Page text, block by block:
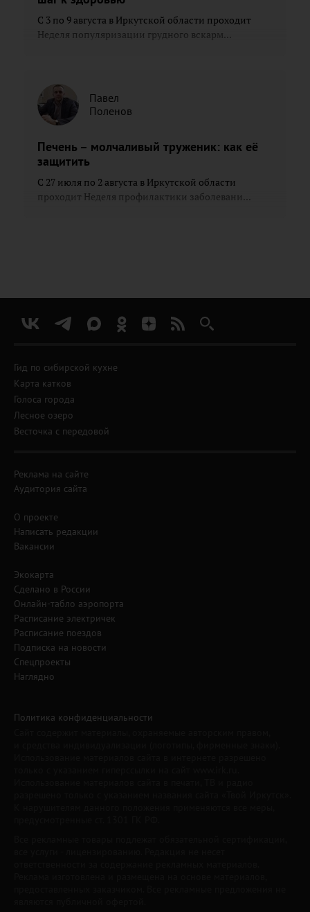
С 3 по 9 августа в Иркутской области проходит
Неделя популяризации грудного вскарм...
Павел
Поленов
Печень – молчаливый труженик: как её
защитить
С 27 июля по 2 августа в Иркутской области
проходит Неделя профилактики заболевани...
Гид по сибирской кухне
Карта катков
Голоса города
Лесное озеро
Весточка с передовой
Реклама на сайте
Аудитория сайта
О проекте
Написать редакции
Вакансии
Экокарта
Сделано в России
Онлайн-табло аэропорта
Расписание электричек
Расписание поездов
Подписка на новости
Спецпроекты
Наглядно
Политика конфиденциальности